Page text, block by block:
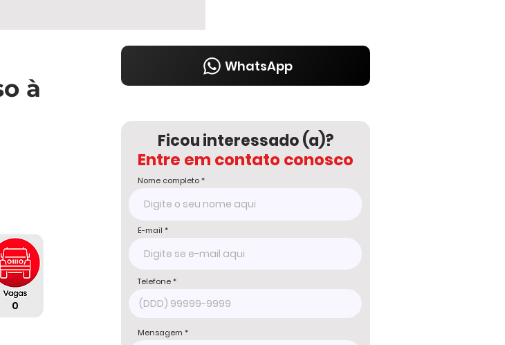
à
0
Ficou interessado (a)?
Entre em contato conosco
Nome completo
E-mail
Telefone
Mensagem
WhatsApp